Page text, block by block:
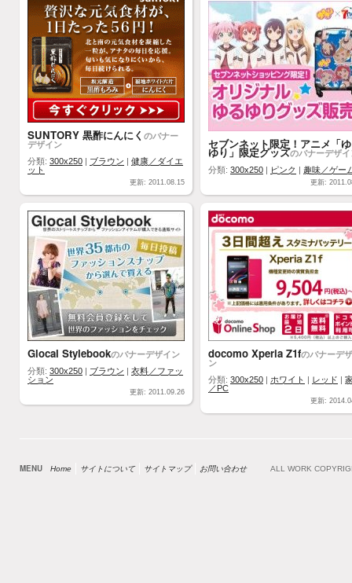
SUNTORY 黒酢にんにく のバナー
デザイン
分類: 300x250 ブラウン
健康／ダイエ
ット
更新: 2011.08.15
セブンネット限定！アニメ「
ゆり」限定グッズのバナーデザ
分類: 300x250 ピンク 趣味／ゲー
更新:
Glocal Stylebookのバナーデザイン
分類: 300x250 ブラウン
衣料／ファッ
ション
更新: 2011.09.26
docomo Xperia Z1fのバナーデ
ン
分類: 300x250 ホワイト レッド
／PC
更新:
MENU Home サイトについて サイトマップ お問い合わせ ALL WORK